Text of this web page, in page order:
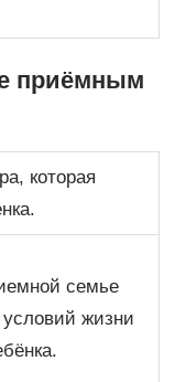
приёмным
которая
семье
условий жизни